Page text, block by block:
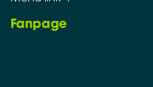
Fanpage